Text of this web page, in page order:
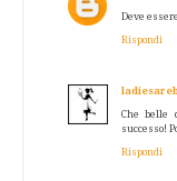
Deve
Rispondi
Che belle
successo!
Rispondi